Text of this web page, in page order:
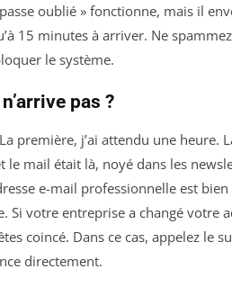
oublié » fonctionne, mais il
15 minutes à arriver. Ne
le système.
pas ?
première, j’ai attendu une heure.
le mail était là, noyé dans les
e-mail professionnelle est bien
Si votre entreprise a changé votre
coincé. Dans ce cas, appelez le
directement.